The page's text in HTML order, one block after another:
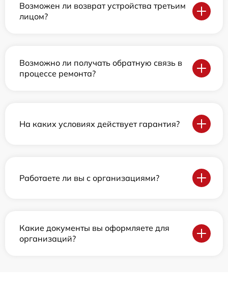
Возможен ли возврат устройства третьим
лицом?
Возможно ли получать обратную связь в
процессе ремонта?
На каких условиях действует гарантия?
Работаете ли вы с организациями?
Какие документы вы оформляете для
организаций?